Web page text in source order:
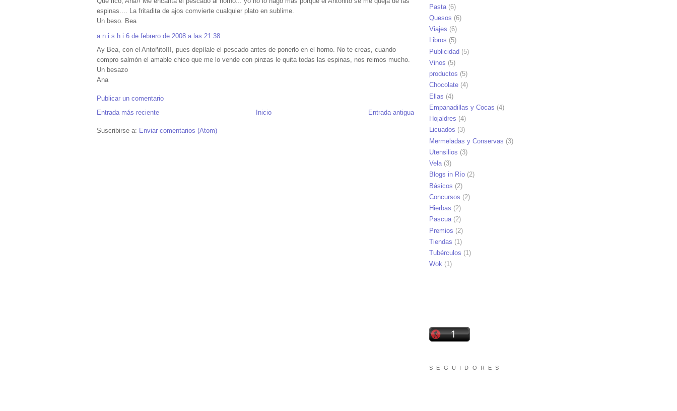
espinas.... La fritadita de ajos comvierte cualquier plato en sublime.
Un beso. Bea
a n i s h i 6 de febrero de 2008 a las 21:38
Ay Bea, con el Antoñito!!!, pues depílale el pescado antes de ponerlo en el horno. No te creas, cuando
compro salmón el amable chico que me lo vende con pinzas le quita todas las espinas, nos reimos mucho.
Un besazo
Ana
Publicar un comentario
Entrada más reciente
Entrada antigua
Inicio
Suscribirse a: Enviar comentarios (Atom)
Pasta (6)
Quesos (6)
Viajes (6)
Libros (5)
Publicidad (5)
Vinos (5)
productos (5)
Chocolate (4)
Ellas (4)
Empanadillas y Cocas (4)
Hojaldres (4)
Licuados (3)
Mermeladas y Conservas (3)
Utensilios (3)
Vela(3)
Blogs in Río (2)
Básicos (2)
Concursos (2)
Hierbas (2)
Pascua(2)
Premios (2)
Tiendas (1)
Tubérculos (1)
Wok (1)
S E G U I D O R E S